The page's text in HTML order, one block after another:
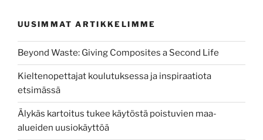
UUSIMMAT ARTIKKELIMME
Beyond Waste: Giving Composites a Second Life
Kieltenopettajat koulutuksessa ja inspiraatiota
etsimässä
Älykäs kartoitus tukee käytöstä poistuvien maa-
alueiden uusiokäyttöä